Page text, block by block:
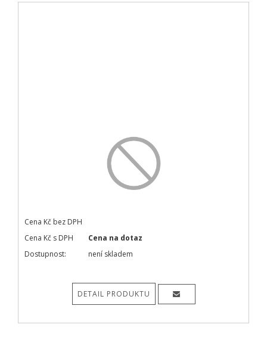
Cena Kč bez DPH
Cena Kč s DPH
Cena na dotaz
Dostupnost:
není skladem
DETAIL PRODUKTU